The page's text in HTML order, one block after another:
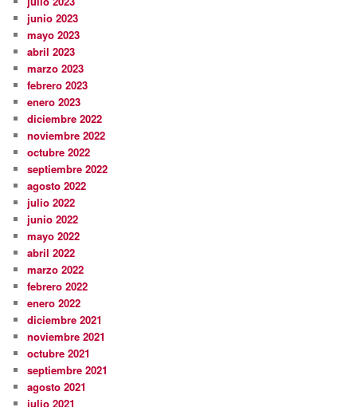
junio 2023
mayo 2023
abril 2023
marzo 2023
febrero 2023
enero 2023
diciembre 2022
noviembre 2022
octubre 2022
septiembre 2022
agosto 2022
julio 2022
junio 2022
mayo 2022
abril 2022
marzo 2022
febrero 2022
enero 2022
diciembre 2021
noviembre 2021
octubre 2021
septiembre 2021
agosto 2021
julio 2021